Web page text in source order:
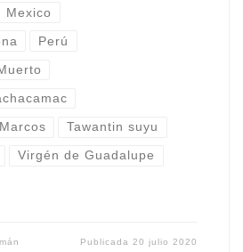
Mexico
Perú
Tawantin suyu
Virgén de Guadalupe
Publicada20 julio 2020